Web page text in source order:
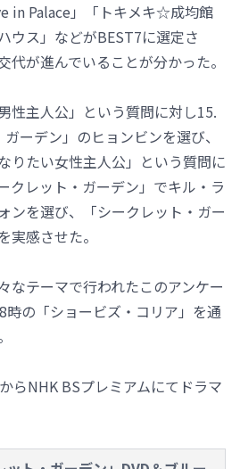
in Palace」「トキメキ☆成均館
ウス」などがBEST7に選定さ
代が進んでいることが分かった。
性主人公」という質問に対し15.
ーデン」のヒョンビンを選び、
りたい女性主人公」という質問に
クレット・ガーデン」でキル・ラ
ンを選び、「シークレット・ガー
実感させた。
なテーマで行われたこのアンケー
時の「ショービズ・コリア」を通
らNHK BSプレミアムにてドラマ